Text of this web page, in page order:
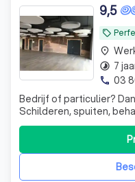
local_offer
9,5
Bedrijf of particulier?
Schilderen, spuiten,
betonstuc, soepele
gyprocwerken. Check
place
timelapse 7
phone 03